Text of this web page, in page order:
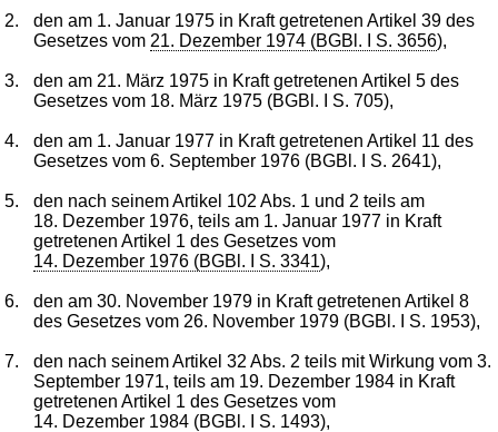
2.
den am 1. Januar 1975 in Kraft getretenen Artikel 39 des
Gesetzes vom 21. Dezember 1974 (BGBl. I S. 3656),
3.
den am 21. März 1975 in Kraft getretenen Artikel 5 des
Gesetzes vom 18. März 1975 (BGBl. I S. 705),
4.
den am 1. Januar 1977 in Kraft getretenen Artikel 11 des
Gesetzes vom 6. September 1976 (BGBl. I S. 2641),
5.
den nach seinem Artikel 102 Abs. 1 und 2 teils am
18. Dezember 1976, teils am 1. Januar 1977 in Kraft
getretenen Artikel 1 des Gesetzes vom
14. Dezember 1976 (BGBl. I S. 3341),
6.
den am 30. November 1979 in Kraft getretenen Artikel 8
des Gesetzes vom 26. November 1979 (BGBl. I S. 1953),
7.
den nach seinem Artikel 32 Abs. 2 teils mit Wirkung vom 3.
September 1971, teils am 19. Dezember 1984 in Kraft
getretenen Artikel 1 des Gesetzes vom
14. Dezember 1984 (BGBl. I S. 1493),